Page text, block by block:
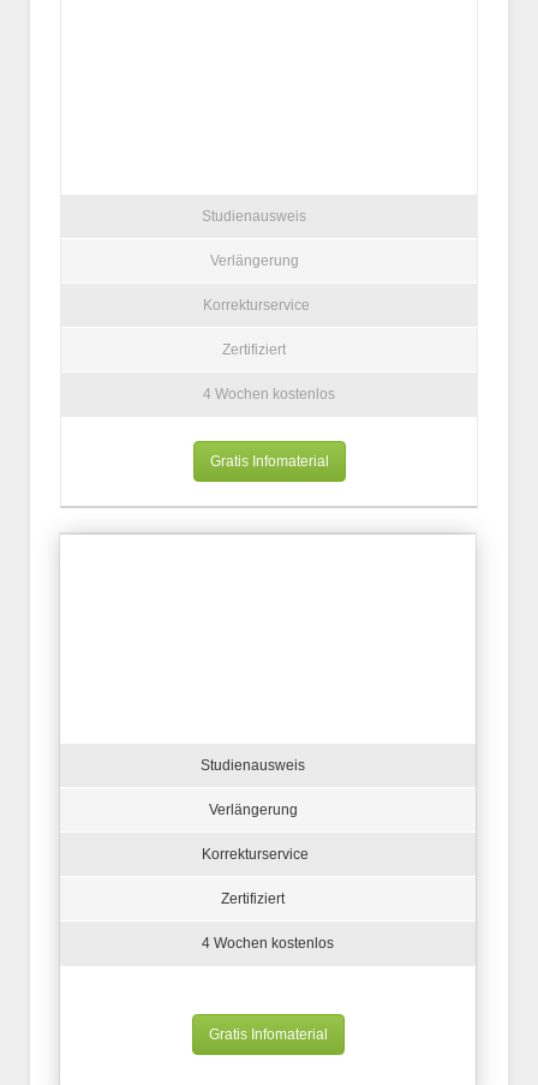
Studienausweis
Verlängerung
Korrekturservice
Zertifiziert
4 Wochen kostenlos
Gratis Infomaterial
Studienausweis
Verlängerung
Korrekturservice
Zertifiziert
4 Wochen kostenlos
Gratis Infomaterial